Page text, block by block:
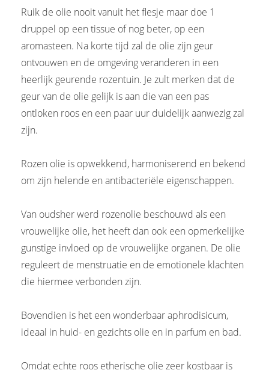
Ruik de olie nooit vanuit het flesje maar doe 1
druppel op een tissue of nog beter, op een
aromasteen. Na korte tijd zal de olie zijn geur
ontvouwen en de omgeving veranderen in een
heerlijk geurende rozentuin. Je zult merken dat de
geur van de olie gelijk is aan die van een pas
ontloken roos en een paar uur duidelijk aanwezig zal
zijn.
Rozen olie is opwekkend, harmoniserend en bekend
om zijn helende en antibacteriële eigenschappen.
Van oudsher werd rozenolie beschouwd als een
vrouwelijke olie, het heeft dan ook een opmerkelijke
gunstige invloed op de vrouwelijke organen. De olie
reguleert de menstruatie en de emotionele klachten
die hiermee verbonden zijn.
Bovendien is het een wonderbaar aphrodisicum,
ideaal in huid- en gezichts olie en in parfum en bad.
Omdat echte roos etherische olie zeer kostbaar is